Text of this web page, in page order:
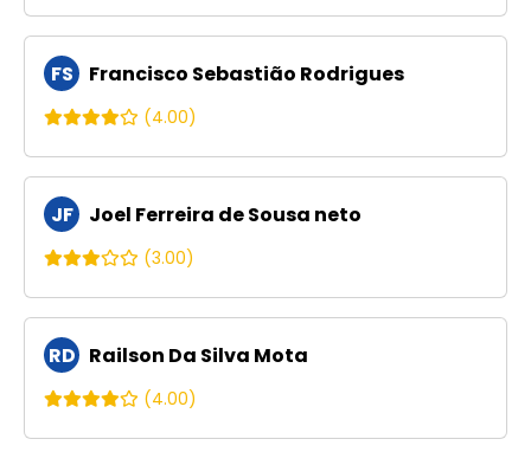
FS Francisco Sebastião Rodrigues
(4.00)
JF Joel Ferreira de Sousa neto
(3.00)
RD Railson Da Silva Mota
(4.00)